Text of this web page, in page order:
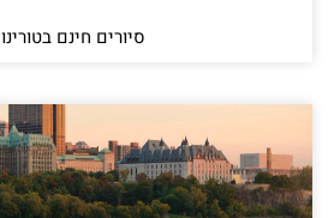
סיורים חינם בטורינו